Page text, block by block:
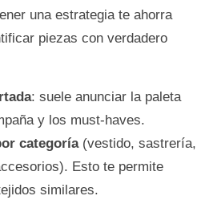
una estrategia te ahorra
piezas con verdadero
: suele anunciar la paleta
y los must-haves.
categoría(vestido, sastrería,
Esto te permite
similares.